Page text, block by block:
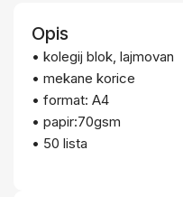
Opis
• kolegij blok, lajmovan
• mekane korice
• format: A4
• papir:70gsm
• 50 lista